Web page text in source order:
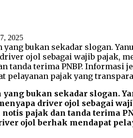
2025
bukan sekadar slogan.
driver ojol sebagai
notis pajak dan tanda terima
ojol berhak mendapat